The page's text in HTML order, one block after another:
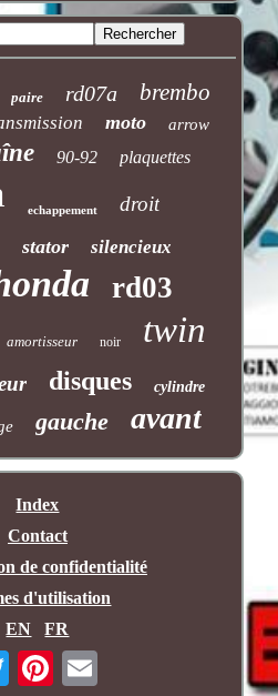
paire rd07a brembo
moto arrow
90-92 plaquettes
echappement droit
stator silencieux
rd03
amortisseur noir
twin
disques cylindre
gauche avant
Index
Contact
de confidentialité
d'utilisation
EN
FR